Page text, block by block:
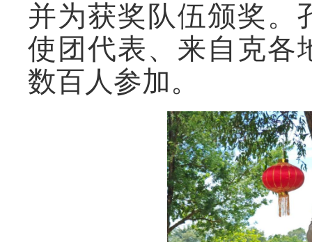
并为获奖队伍颁奖。
使团代表、来自克各
数百人参加。